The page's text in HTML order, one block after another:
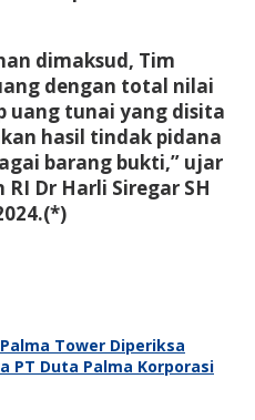
dimaksud, Tim
dengan total nilai
uang tunai yang disita
hasil tindak pidana
barang bukti,” ujar
Dr Harli Siregar SH
Tower Diperiksa
PT Duta Palma Korporasi